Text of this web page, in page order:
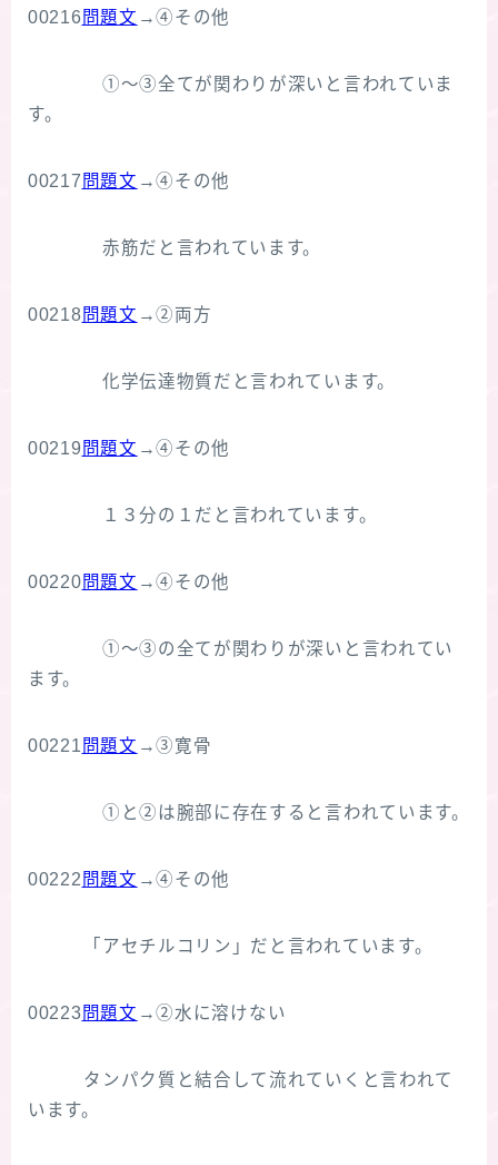
00216問題文 →④その他
①～③全てが関わりが深いと言われていま
す。
00217 問題文 →④その他
赤筋だと言われています。
00218問題文 →②両方
化学伝達物質だと言われています。
00219 問題文 →④その他
１３分の１だと言われています。
00220問題文 →④その他
①～③の全てが関わりが深いと言われてい
ます。
00221 問題文 →③寛骨
①と②は腕部に存在すると言われています。
00222 問題文 →④その他
「アセチルコリン」だと言われています。
00223問題文 →②水に溶けない
タンパク質と結合して流れていくと言われて
います。